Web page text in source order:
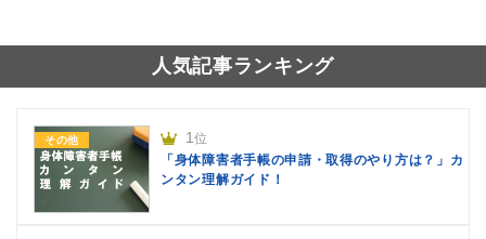
人気記事ランキング
その他 1 位
「身体障害者手帳の申請・取得のやり方は？」カ
ンタン理解ガイド！